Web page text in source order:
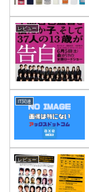
レビュー
IT関連
レビュー